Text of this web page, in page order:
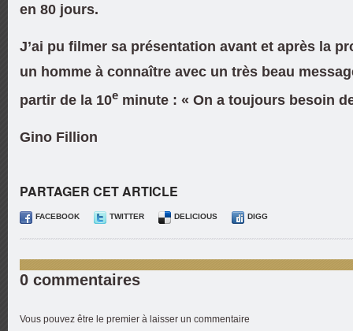
en 80 jours.
J’ai pu filmer sa présentation avant et après la
un homme à connaître avec un très beau
partir de la 10e minute : « On a toujours besoin
Gino Fillion
PARTAGER CET ARTICLE
FACEBOOK TWITTER DELICIOUS DIGG
0 commentaires
Vous pouvez être le premier à laisser un commentaire